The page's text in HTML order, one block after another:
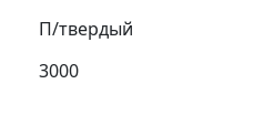
П/твердый
3000